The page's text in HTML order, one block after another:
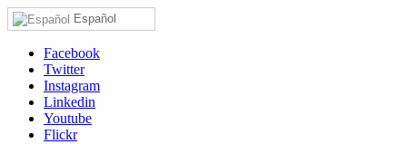
Español
Facebook
Twitter
Instagram
Linkedin
Youtube
Flickr